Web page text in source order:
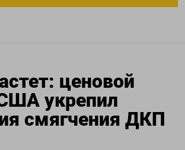
ценовой
укрепил
смягчения ДКП